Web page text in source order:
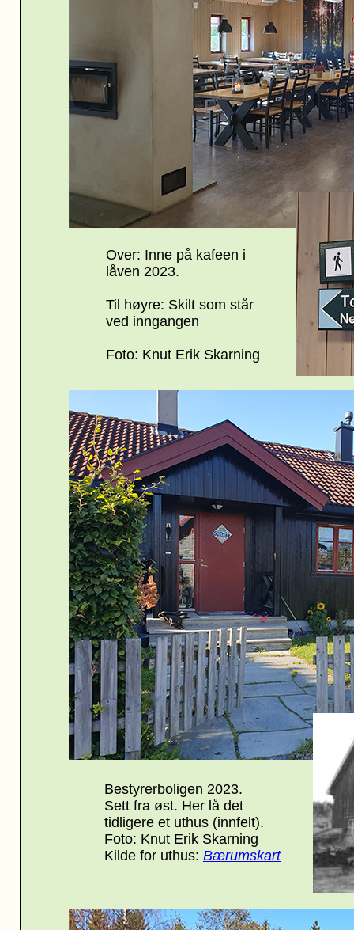
Over: Inne på kafeen i
låven 2023.
Til høyre: Skilt som står
ved inngangen
Foto: Knut Erik Skarning
Bestyrerboligen 2023.
Sett fra øst. Her lå det
tidligere et uthus (innfelt).
Foto: Knut Erik Skarning
Kilde for uthus: Bærumskart